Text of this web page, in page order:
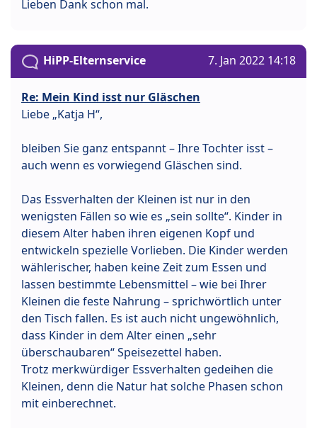
Lieben Dank schon mal.
HiPP-Elternservice 7. Jan 2022 14:18
Re: Mein Kind isst nur Gläschen
Liebe „Katja H“,
bleiben Sie ganz entspannt – Ihre Tochter isst –
auch wenn es vorwiegend Gläschen sind.
Das Essverhalten der Kleinen ist nur in den
wenigsten Fällen so wie es „sein sollte“. Kinder in
diesem Alter haben ihren eigenen Kopf und
entwickeln spezielle Vorlieben. Die Kinder werden
wählerischer, haben keine Zeit zum Essen und
lassen bestimmte Lebensmittel – wie bei Ihrer
Kleinen die feste Nahrung – sprichwörtlich unter
den Tisch fallen. Es ist auch nicht ungewöhnlich,
dass Kinder in dem Alter einen „sehr
überschaubaren“ Speisezettel haben.
Trotz merkwürdiger Essverhalten gedeihen die
Kleinen, denn die Natur hat solche Phasen schon
mit einberechnet.